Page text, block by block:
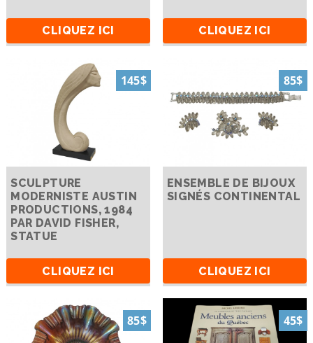
CLIQUEZ ICI CLIQUEZ ICI
145$
SCULPTURE
MODERNISTE AUSTIN
PRODUCTIONS, 1984
PAR DAVID FISHER,
STATUE
CLIQUEZ ICI
85$
ENSEMBLE DE BIJOUX
SIGNÉS CONTINENTAL
CLIQUEZ ICI
85$ 45$